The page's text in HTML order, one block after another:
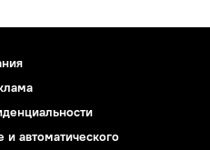
и автоматического